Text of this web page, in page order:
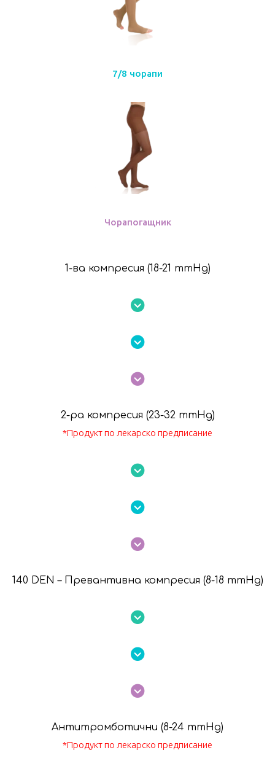
7/8 чорапи
Чорапогащник
1-ва компресия (18-21 mmHg)
2-ра компресия (23-32 mmHg)
*Продукт по лекарско предписание
140 DEN – Превантивна компресия (8-18 mmHg)
Антитромботични (8-24 mmHg)
*Продукт по лекарско предписание